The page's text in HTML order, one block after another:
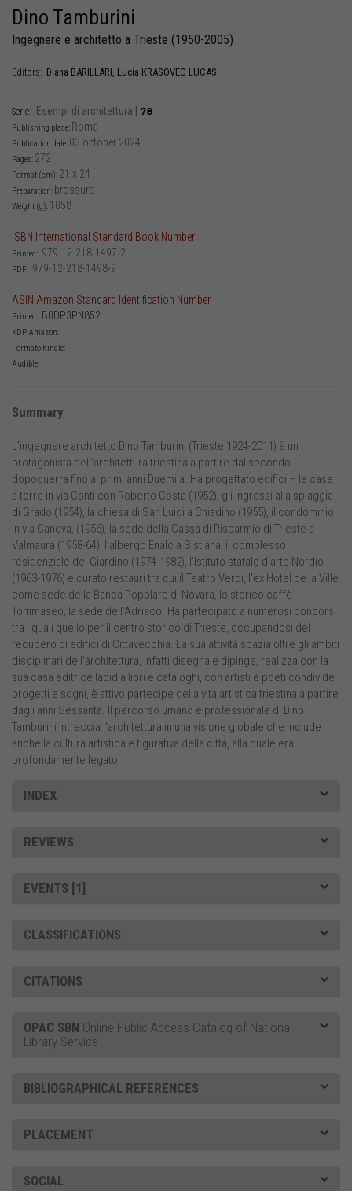
Dino Tamburini
Ingegnere e architetto a Trieste (1950-2005)
Editors: Diana BARILLARI, Lucia KRASOVEC LUCAS
Serie: Esempi di architettura 78
Publishing place: Roma
Publication date: 03 october 2024
Pages: 272
Format (cm): 21 x 24
Preparation: brossura
Weight (g): 1058
ISBN International Standard Book Number
Printed: 979-12-218-1497-2
PDF: 979-12-218-1498-9
ASIN Amazon Standard Identification Number
Printed: B0DP3PN852
KDP Amazon:
Formato Kindle:
Audible:
Summary
L’ingegnere architetto Dino Tamburini (Trieste 1924-2011) è un
protagonista dell’architettura triestina a partire dal secondo
dopoguerra fino ai primi anni Duemila. Ha progettato edifici – le case
a torre in via Conti con Roberto Costa (1952), gli ingressi alla spiaggia
di Grado (1954), la chiesa di San Luigi a Chiadino (1955), il condominio
in via Canova, (1956), la sede della Cassa di Risparmio di Trieste a
Valmaura (1958-64), l’albergo Enalc a Sistiana, il complesso
residenziale del Giardino (1974-1982), l’Istituto statale d’arte Nordio
(1963-1976) e curato restauri tra cui il Teatro Verdi, l’ex Hotel de la Ville
come sede della Banca Popolare di Novara, lo storico caffè
Tommaseo, la sede dell’Adriaco. Ha partecipato a numerosi concorsi
tra i quali quello per il centro storico di Trieste, occupandosi del
recupero di edifici di Cittavecchia. La sua attività spazia oltre gli ambiti
disciplinari dell’architettura, infatti disegna e dipinge, realizza con la
sua casa editrice Iapidia libri e cataloghi, con artisti e poeti condivide
progetti e sogni, è attivo partecipe della vita artistica triestina a partire
dagli anni Sessanta. Il percorso umano e professionale di Dino
Tamburini intreccia l’architettura in una visione globale che include
anche la cultura artistica e figurativa della città, alla quale era
profondamente legato.
INDEX
REVIEWS
EVENTS [1]
CLASSIFICATIONS
CITATIONS
OPAC SBN Online Public Access Catalog of National
Library Service
BIBLIOGRAPHICAL REFERENCES
PLACEMENT
SOCIAL